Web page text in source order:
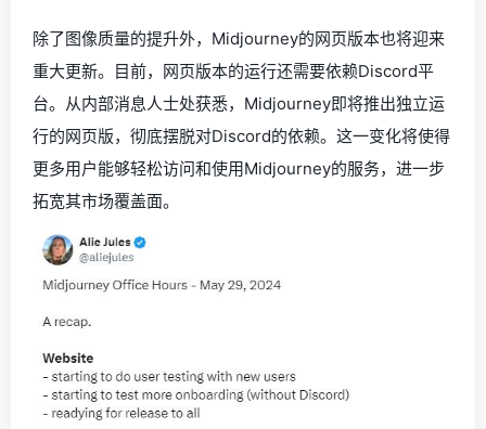
除了图像质量的提升外，Midjourney的网页版本也将迎来
重大更新。目前，网页版本的运行还需要依赖Discord平
台。从内部消息人士处获悉，Midjourney即将推出独立运
行的网页版，彻底摆脱对Discord的依赖。这一变化将使得
更多用户能够轻松访问和使用Midjourney的服务，进一步
拓宽其市场覆盖面。